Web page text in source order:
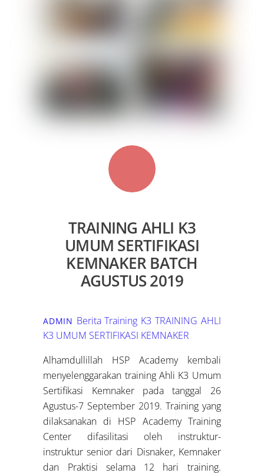
TRAINING AHLI K3
UMUM SERTIFIKASI
KEMNAKER BATCH
AGUSTUS 2019
ADMIN Berita Training K3 TRAINING AHLI
K3 UMUM SERTIFIKASI KEMNAKER
Alhamdullillah HSP Academy kembali
menyelenggarakan training Ahli K3 Umum
Sertifikasi Kemnaker pada tanggal 26
Agustus-7 September 2019. Training yang
dilaksanakan di HSP Academy Training
Center difasilitasi oleh instruktur-
instruktur senior dari Disnaker, Kemnaker
dan Praktisi selama 12 hari training.